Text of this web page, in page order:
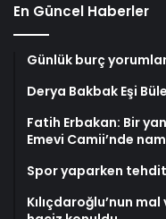
En Güncel Haberler
Günlük burç
Derya Bakbak Eşi
Fatih Erbakan: Bir
Emevi Camii’nde
Spor yaparken
Kılıçdaroğlu’nun